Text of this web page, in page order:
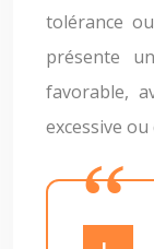
tolérance
présente
favorable,
excessive